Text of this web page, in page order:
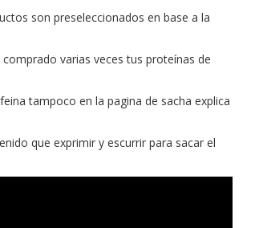
son preseleccionados en base a la
varias veces tus proteínas de
tampoco en la pagina de sacha explica
que exprimir y escurrir para sacar el